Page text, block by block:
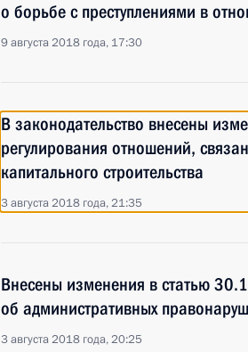
о борьбе с преступлениями в
9 августа 2018 года, 17:30
В законодательство внесены
регулирования отношений,
капитального строительства
3 августа 2018 года, 21:35
Внесены изменения в статью
об административных
3 августа 2018 года, 20:25